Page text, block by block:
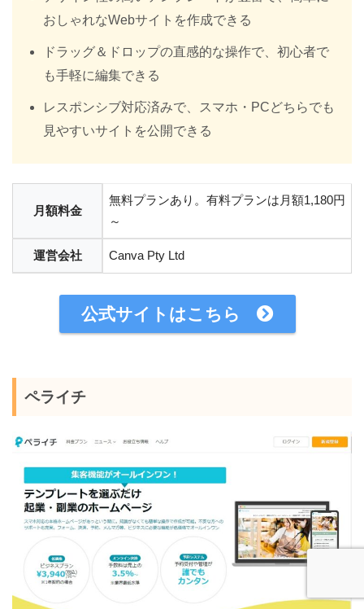
おしゃれなWebサイトを作成できる
ドラッグ＆ドロップの直感的な操作で、初心者で
も手軽に編集できる
レスポンシブ対応済みで、スマホ・PCどちらでも
見やすいサイトを公開できる
月額料金
無料プランあり。有料プランは月額1,180円
～
運営会社 Canva Pty Ltd
公式サイトはこちら
ペライチ